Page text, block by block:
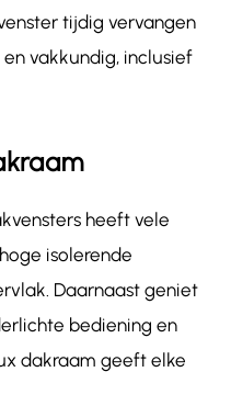
tijdig vervangen
vakkundig, inclusief
heeft vele
isolerende
Daarnaast geniet
bediening en
dakraam geeft elke